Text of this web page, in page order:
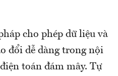
cho phép dữ liệu và
đổi dễ dàng trong nội
toán đám mây. Tự